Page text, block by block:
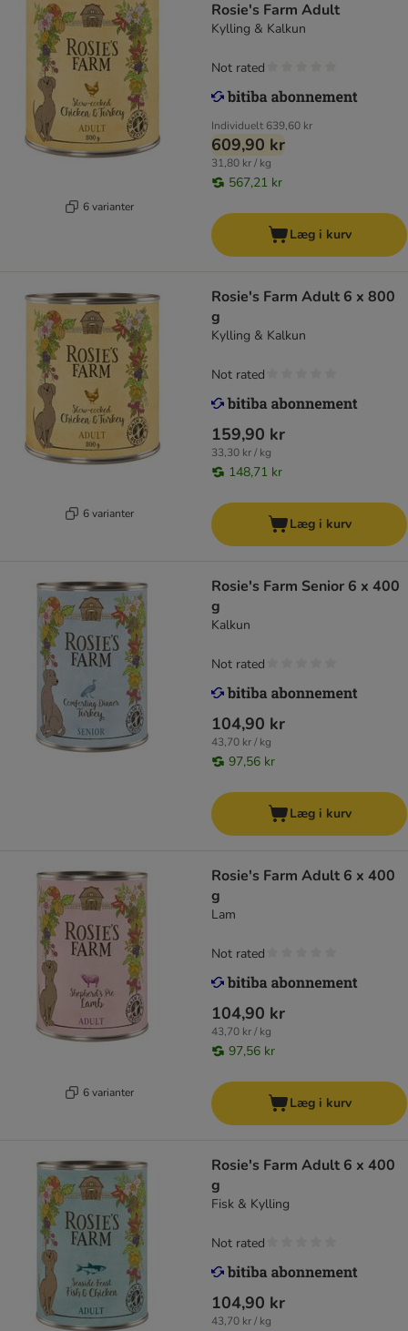
6 varianter
Rosie's Farm Adult
Kylling & Kalkun
Individuelt 639,60 kr
609,90 kr
31,80 kr / kg
567,21 kr
Not rated
Læg i kurv
6 varianter
Rosie's Farm Adult 6 x 800
g
Kylling & Kalkun
159,90 kr
33,30 kr / kg
148,71 kr
Not rated
Læg i kurv
Rosie's Farm Senior 6 x 400
g
Kalkun
104,90 kr
43,70 kr / kg
97,56 kr
Not rated
Læg i kurv
6 varianter
Rosie's Farm Adult 6 x 400
g
Lam
104,90 kr
43,70 kr / kg
97,56 kr
Not rated
Læg i kurv
Rosie's Farm Adult 6 x 400
g
Fisk & Kylling
104,90 kr
43,70 kr / kg
Not rated